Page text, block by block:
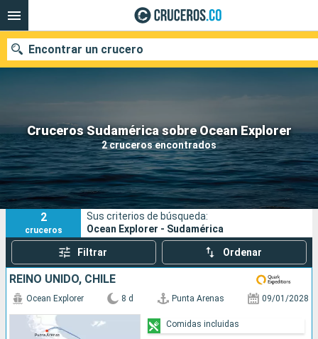
Cruceros Sudamérica sobre Ocean Explorer
2 cruceros encontrados
Encontrar un crucero
Fecha de salida
Buscar
2
cruceros
Sus criterios de búsqueda:
Ocean Explorer - Sudamérica
Filtrar Ordenar
REINO UNIDO, CHILE
Ocean Explorer 8 d Punta Arenas 09/01/2028
Comidas incluidas